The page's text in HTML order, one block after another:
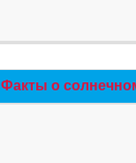
Факты о